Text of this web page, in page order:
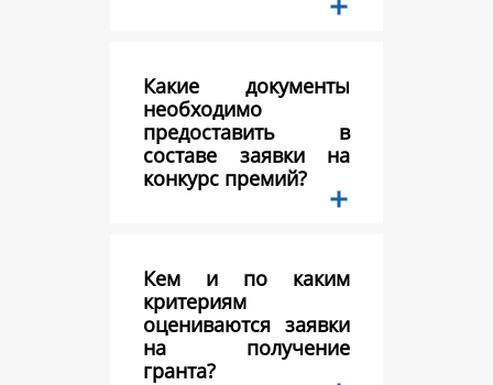
Какие документы
необходимо
предоставить в
составе заявки на
конкурс премий?
Кем и по каким
критериям
оцениваются заявки
на получение
гранта?